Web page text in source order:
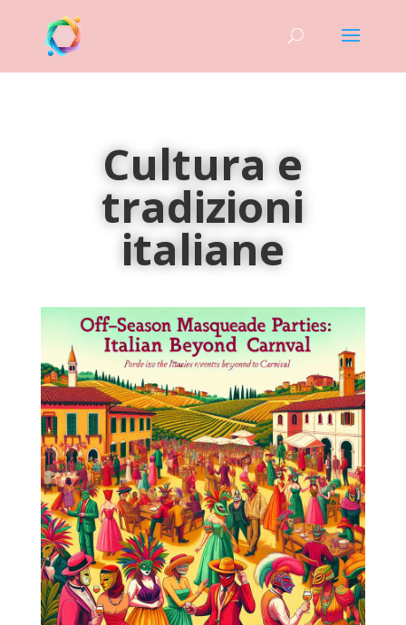
Cultura e
tradizioni
italiane